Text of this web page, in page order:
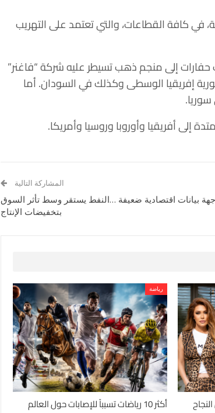
تعتمد على التهريب
حفارات إلى منجم ذهب تسيطر عليه شركة “فاغنر”
إفريقيا الوسطى وكذلك في السودان. أما
إلى أفريقيا وأوروبا وروسيا وأمريكا.
المشاركة التالية
بيانات اقتصادية ضعيفة …النفط يستقر وسط تأثر السوق
بتخفيضات الإنتاج
رياضة
أكثر 10 رياضات تسبباً للإصابات حول العالم